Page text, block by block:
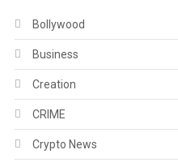
Bollywood
Business
Creation
CRIME
Crypto News